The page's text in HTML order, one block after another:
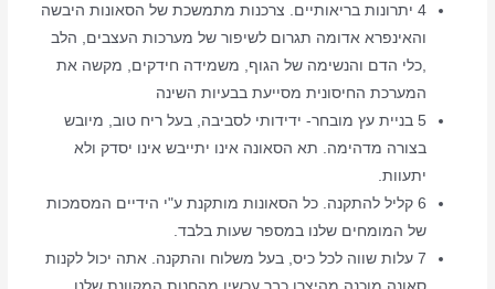
4 יתרונות בריאותיים. צרכנות מתמשכת של הסאונות היבשה
והאינפרא אדומה תגרום לשיפור של מערכות העצבים, הלב
,כלי הדם והנשימה של הגוף, משמידה חידקים, מקשה את
המערכת החיסונית מסייעת בבעיות השינה
5 בניית עץ מובחר- ידידותי לסביבה, בעל ריח טוב, מיובש
בצורה מדהימה. תא הסאונה אינו יתייבש אינו יסדק ולא
יתעוות.
6 קליל להתקנה. כל הסאונות מותקנת ע"י הידיים המסמכות
של המומחים שלנו במספר שעות בלבד.
7 עלות שווה לכל כיס, בעל משלוח והתקנה. אתה יכול לקנות